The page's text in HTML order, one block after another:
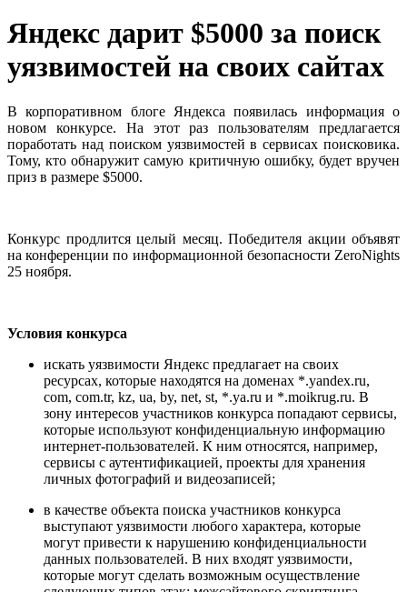
Яндекс дарит $5000 за поиск
уязвимостей на своих сайтах
В корпоративном блоге Яндекса появилась информация о
новом конкурсе. На этот раз пользователям предлагается
поработать над поиском уязвимостей в сервисах поисковика.
Тому, кто обнаружит самую критичную ошибку, будет вручен
приз в размере $5000.
Конкурс продлится целый месяц. Победителя акции объявят
на конференции по информационной безопасности ZeroNights
25 ноября.
Условия конкурса
искать уязвимости Яндекс предлагает на своих
ресурсах, которые находятся на доменах *.yandex.ru,
com, com.tr, kz, ua, by, net, st, *.ya.ru и *.moikrug.ru. В
зону интересов участников конкурса попадают сервисы,
которые используют конфиденциальную информацию
интернет-пользователей. К ним относятся, например,
сервисы с аутентификацией, проекты для хранения
личных фотографий и видеозаписей;
в качестве объекта поиска участников конкурса
выступают уязвимости любого характера, которые
могут привести к нарушению конфиденциальности
данных пользователей. В них входят уязвимости,
которые могут сделать возможным осуществление